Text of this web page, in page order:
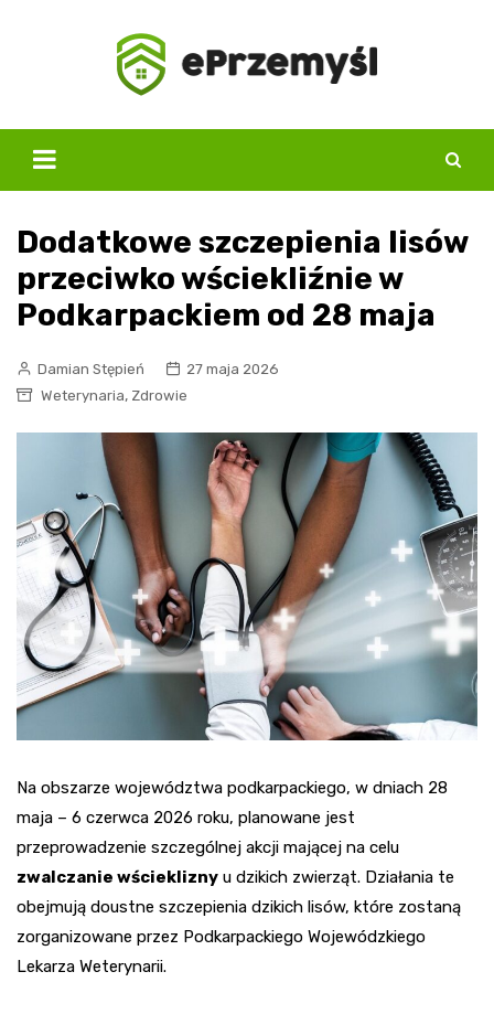
Dodatkowe szczepienia lisów
przeciwko wściekliźnie w
Podkarpackiem od 28 maja
Damian Stępień
27 maja 2026
Weterynaria, Zdrowie
Na obszarze województwa podkarpackiego, w dniach 28
maja – 6 czerwca 2026 roku, planowane jest
przeprowadzenie szczególnej akcji mającej na celu
zwalczanie wścieklizny u dzikich zwierząt. Działania te
obejmują doustne szczepienia dzikich lisów, które zostaną
zorganizowane przez Podkarpackiego Wojewódzkiego
Lekarza Weterynarii.